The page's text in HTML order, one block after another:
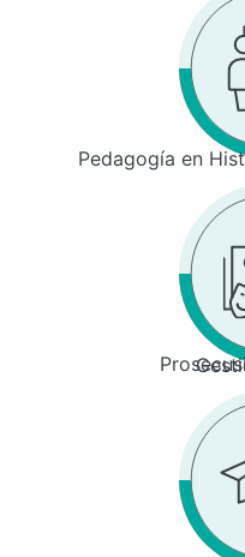
Pedagogía en